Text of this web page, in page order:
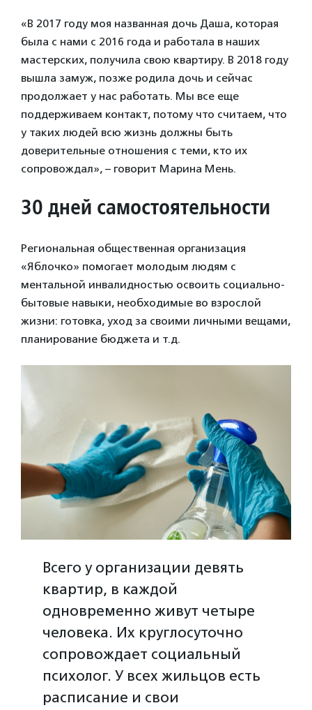
«В 2017 году моя названная дочь Даша, которая
была с нами с 2016 года и работала в наших
мастерских, получила свою квартиру. В 2018 году
вышла замуж, позже родила дочь и сейчас
продолжает у нас работать. Мы все еще
поддерживаем контакт, потому что считаем, что
у таких людей всю жизнь должны быть
доверительные отношения с теми, кто их
сопровождал», – говорит Марина Мень.
30 дней самостоятельности
Региональная общественная организация
«Яблочко» помогает молодым людям с
ментальной инвалидностью освоить социально-
бытовые навыки, необходимые во взрослой
жизни: готовка, уход за своими личными вещами,
планирование бюджета и т.д.
Всего у организации девять
квартир, в каждой
одновременно живут четыре
человека. Их круглосуточно
сопровождает социальный
психолог. У всех жильцов есть
расписание и свои